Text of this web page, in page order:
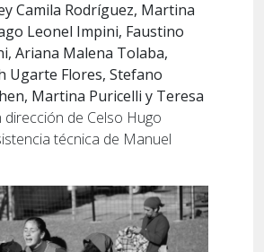
Camila Rodríguez, Martina
Leonel Impini, Faustino
Ariana Malena Tolaba,
Ugarte Flores, Stefano
Martina Puricelli y Teresa
dirección de Celso Hugo
técnica de Manuel